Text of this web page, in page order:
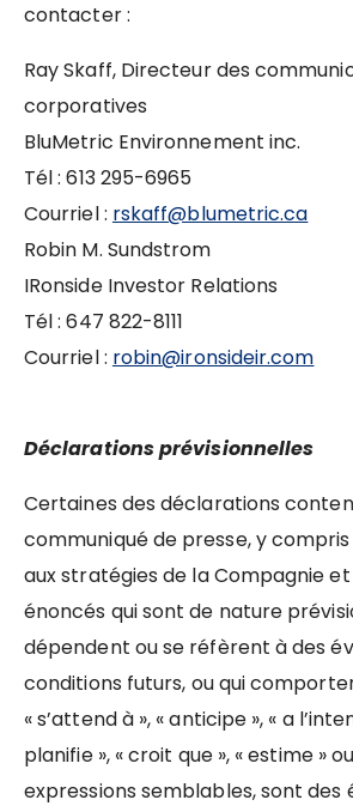
contacter :
Ray Skaff, Directeur des
corporatives
BluMetric Environnement inc.
Tél : 613 295-6965
Courriel : rskaff@blumetric.ca
Robin M. Sundstrom
IRonside Investor Relations
Tél : 647 822-8111
Courriel : robin@ironsideir.com
Déclarations prévisionnelles
Certaines des déclarations
communiqué de presse, y
aux stratégies de la Compagnie et
énoncés qui sont de nature
dépendent ou se réfèrent à des
conditions futurs, ou qui
« s’attend à », « anticipe », « a
planifie », « croit que », « estime »
expressions semblables, sont des